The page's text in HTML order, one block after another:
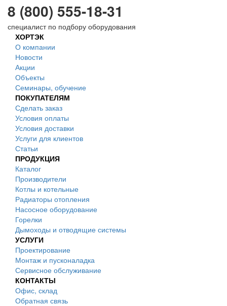
8 (800) 555-18-31
специалист по подбору оборудования
ХОРТЭК
О компании
Новости
Акции
Объекты
Семинары, обучение
ПОКУПАТЕЛЯМ
Сделать заказ
Условия оплаты
Условия доставки
Услуги для клиентов
Статьи
ПРОДУКЦИЯ
Каталог
Производители
Котлы и котельные
Радиаторы отопления
Насосное оборудование
Горелки
Дымоходы и отводящие системы
УСЛУГИ
Проектирование
Монтаж и пусконаладка
Сервисное обслуживание
КОНТАКТЫ
Офис, склад
Обратная связь